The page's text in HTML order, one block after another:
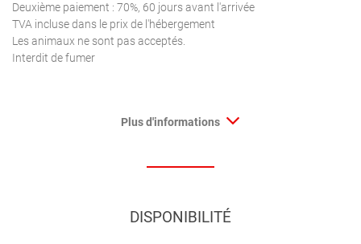
Deuxième paiement : 70%, 60 jours avant l'arrivée
TVA incluse dans le prix de l'hébergement
Les animaux ne sont pas acceptés.
Interdit de fumer
Plus d'informations
DISPONIBILITÉ